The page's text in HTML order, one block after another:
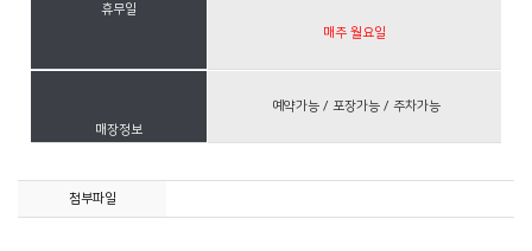
휴무일
매주 월요일
매장정보
예약가능 / 포장가능 / 주차가능
첨부파일